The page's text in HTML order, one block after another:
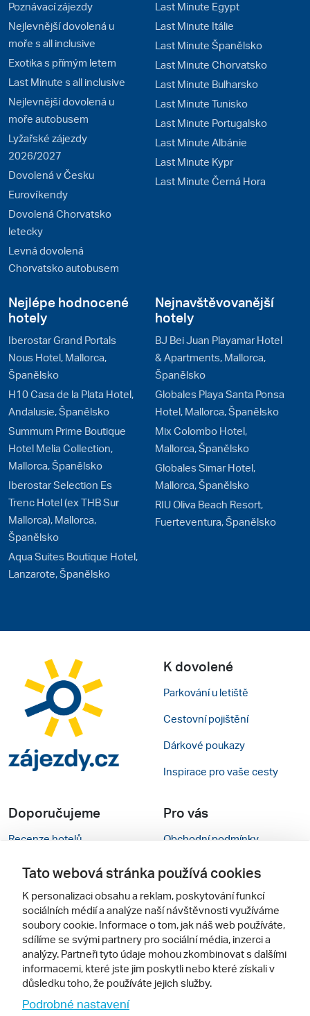
Poznávací zájezdy
Nejlevnější dovolená u
moře s all inclusive
Exotika s přímým letem
Last Minute s all inclusive
Nejlevnější dovolená u
moře autobusem
Lyžařské zájezdy
2026/2027
Dovolená v Česku
Eurovíkendy
Dovolená Chorvatsko
letecky
Levná dovolená
Chorvatsko autobusem
Last Minute Egypt
Last Minute Itálie
Last Minute Španělsko
Last Minute Chorvatsko
Last Minute Bulharsko
Last Minute Tunisko
Last Minute Portugalsko
Last Minute Albánie
Last Minute Kypr
Last Minute Černá Hora
Nejlépe hodnocené
hotely
Iberostar Grand Portals
Nous Hotel, Mallorca,
Španělsko
H10 Casa de la Plata Hotel,
Andalusie, Španělsko
Summum Prime Boutique
Hotel Melia Collection,
Mallorca, Španělsko
Iberostar Selection Es
Trenc Hotel (ex THB Sur
Mallorca), Mallorca,
Španělsko
Aqua Suites Boutique Hotel,
Lanzarote, Španělsko
Nejnavštěvovanější
hotely
BJ Bei Juan Playamar Hotel
& Apartments, Mallorca,
Španělsko
Globales Playa Santa Ponsa
Hotel, Mallorca, Španělsko
Mix Colombo Hotel,
Mallorca, Španělsko
Globales Simar Hotel,
Mallorca, Španělsko
RIU Oliva Beach Resort,
Fuerteventura, Španělsko
K dovolené
Parkování u letiště
Cestovní pojištění
Dárkové poukazy
Inspirace pro vaše cesty
Doporučujeme
Recenze hotelů
Rady na cestu
Cestovní kanceláře
Zájazdy.sk
Pro vás
Obchodní podmínky
Kontakty
Nastavení cookies
Verze webu pro PC
Sledujte nás
Tato webová stránka používá cookies
K personalizaci obsahu a reklam, poskytování funkcí
sociálních médií a analýze naší návštěvnosti využíváme
soubory cookie. Informace o tom, jak náš web používáte,
sdílíme se svými partnery pro sociální média, inzerci a
analýzy. Partneři tyto údaje mohou zkombinovat s dalšími
informacemi, které jste jim poskytli nebo které získali v
důsledku toho, že používáte jejich služby.
Podrobné nastavení